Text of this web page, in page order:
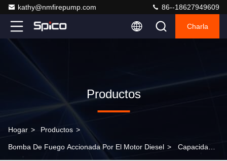
kathy@nmfirepump.com 86--18627949609
Charla
Productos
Hogar > Productos >
Bomba De Fuego Accionada Por El Motor Diesel > Capacidad